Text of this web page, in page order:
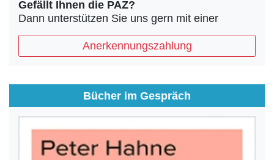
Gefällt Ihnen die PAZ?
Dann unterstützen Sie uns gern mit einer
Anerkennungszahlung
Bücher im Gespräch